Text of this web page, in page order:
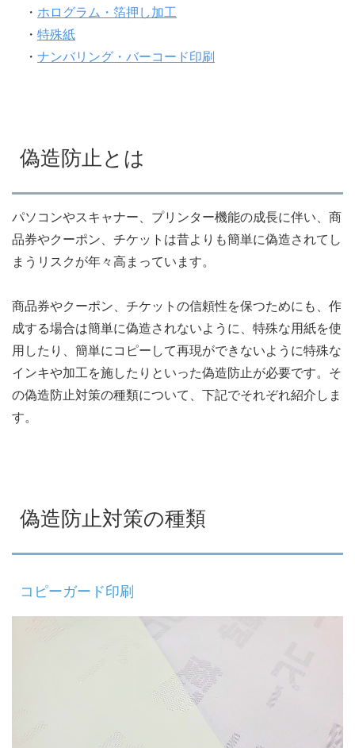
・ ホログラム・箔押し加工
・ 特殊紙
・ ナンバリング・バーコード印刷
偽造防止とは
パソコンやスキャナー、プリンター機能の成長に伴い、商
品券やクーポン、チケットは昔よりも簡単に偽造されてし
まうリスクが年々高まっています。
商品券やクーポン、チケットの信頼性を保つためにも、作
成する場合は簡単に偽造されないように、特殊な用紙を使
用したり、簡単にコピーして再現ができないように特殊な
インキや加工を施したりといった偽造防止が必要です。そ
の偽造防止対策の種類について、下記でそれぞれ紹介しま
す。
偽造防止対策の種類
コピーガード印刷